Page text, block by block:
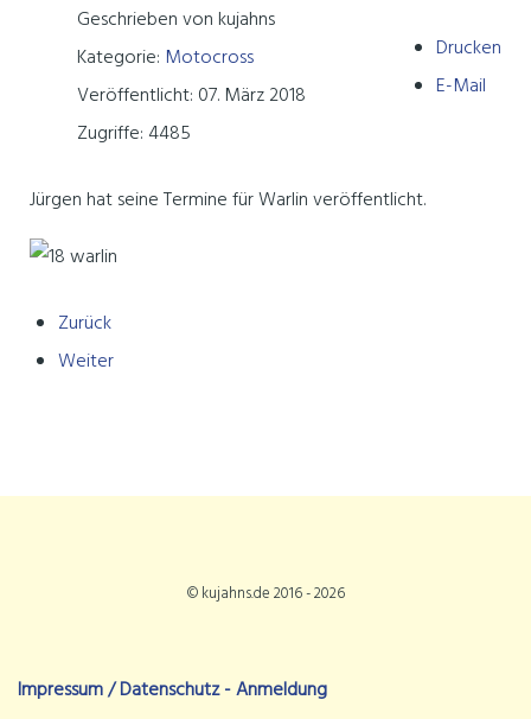
Drucken
E-Mail
Geschrieben vonkujahns
Kategorie: Motocross
Veröffentlicht: 07. März 2018
Zugriffe: 4485
Jürgen hat seine Termine für Warlin veröffentlicht.
Zurück
Weiter
© kujahns.de 2016 - 2026
Impressum / Datenschutz -Anmeldung